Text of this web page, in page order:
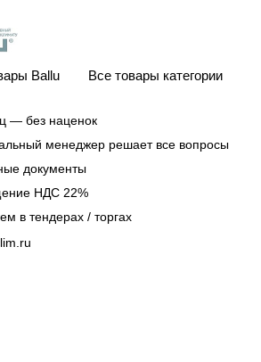
Ballu Все товары категории
— без наценок
менеджер решает все вопросы
документы
НДС 22%
в тендерах / торгах